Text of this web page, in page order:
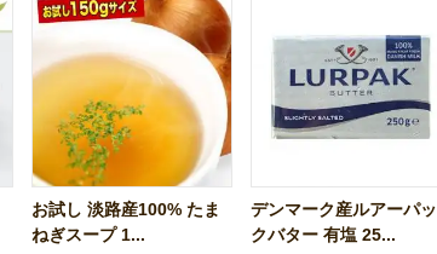
お試し 淡路産100% たま
ねぎスープ 1...
デンマーク産ルアーパッ
クバター 有塩 25...